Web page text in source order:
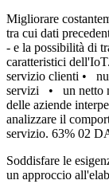
Migliorare
tra cui dati
- e la possibilità di
caratteristici
servizio clienti •
servizi • un netto
delle aziende
analizzare il
servizio. 63% 02
Soddisfare le
un approccio